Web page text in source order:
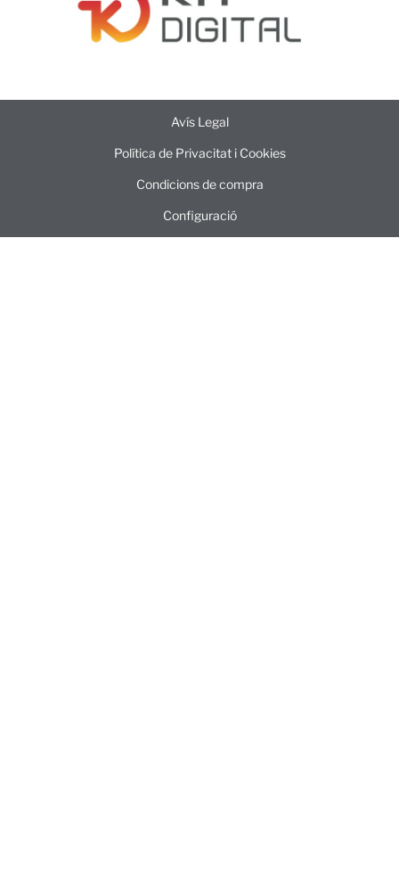
Avís Legal
Política de Privacitat i Cookies
Condicions de compra
Configuració